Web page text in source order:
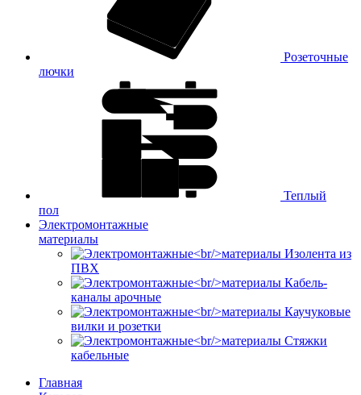
Розеточные
лючки
Теплый
пол
Электромонтажные
материалы
Изолента из
ПВХ
Кабель-
каналы арочные
Каучуковые
вилки и розетки
Стяжки
кабельные
Главная